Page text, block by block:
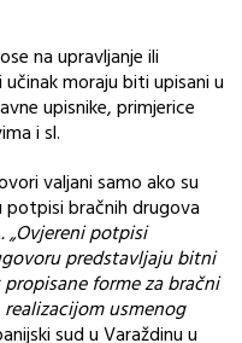
na upravljanje ili
moraju biti upisani u
upisnike, primjerice
i sl.
valjani samo ako su
potpisi bračnih drugova
. „Ovjereni potpisi
predstavljaju bitni
forme za bračni
usmenog
sud u Varaždinu u